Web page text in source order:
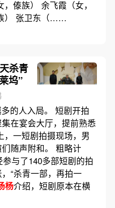
傣族） 余飞霞（女，
） 张卫东（……
杀青
坞”
的人入局。 短剧开拍
在宴会大厅，提前熟悉
，一短剧拍摄现场，男
随声附和。 粗略计
参与了140多部短剧的拍
“杀青一部，再拍一
杨介绍，短剧原本在横